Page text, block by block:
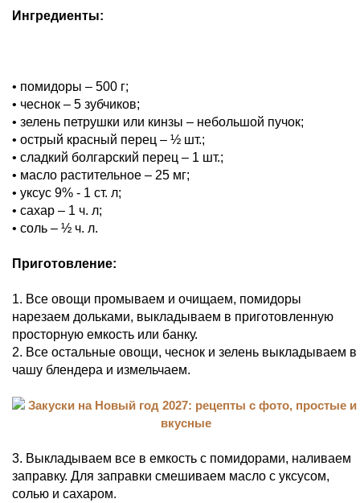
Ингредиенты:
• помидоры – 500 г;
• чеснок – 5 зубчиков;
• зелень петрушки или кинзы – небольшой пучок;
• острый красный перец – ½ шт.;
• сладкий болгарский перец – 1 шт.;
• масло растительное – 25 мг;
• уксус 9% - 1 ст. л;
• сахар – 1 ч. л;
• соль – ½ ч. л.
Приготовление:
1. Все овощи промываем и очищаем, помидоры
нарезаем дольками, выкладываем в приготовленную
просторную емкость или банку.
2. Все остальные овощи, чеснок и зелень выкладываем в
чашу блендера и измельчаем.
3. Выкладываем все в емкость с помидорами, наливаем
заправку. Для заправки смешиваем масло с уксусом,
солью и сахаром.